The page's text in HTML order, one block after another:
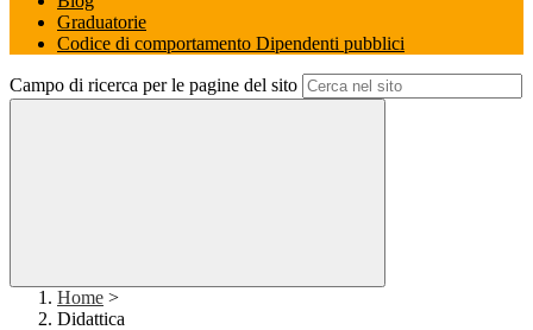
Graduatorie
Codice di comportamento Dipendenti pubblici
Campo di ricerca per le pagine del sito
Home >
Didattica